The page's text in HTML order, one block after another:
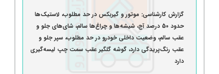
گزارش کارشناسی: موتور و گیربکس در حد مطلوب، لاستیک‌ها
حدود 50 درصد آج، شیشه‌ها و چراغ‌ها سالم، شای‌های جلو و
عقب سالم، وضعیت داخلی خودرو در حد مطلوب، سپر جلو و
عقب رنگ‌پریدگی دارد، گوشه گلگیر عقب سمت چپ لیسه‌گیری
دارد